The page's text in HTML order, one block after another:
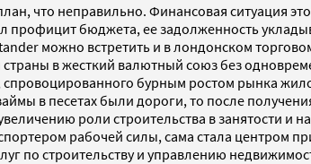
что неправильно. Финансовая ситуация
профицит бюджета, ее задолженность
можно встретить и в лондонском
в жесткий валютный союз без
бурным ростом рынка
в песетах были дороги, то после
роли строительства в занятости
рабочей силы, сама стала центром
по строительству и управлению